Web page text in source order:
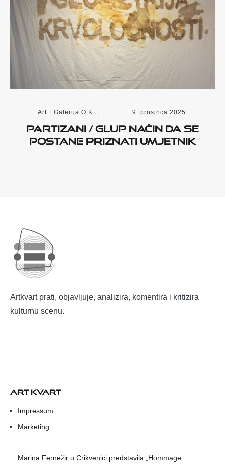
Art | Galerija O.K. | 9. prosinca 2025.
PARTIZANI / GLUP NAČIN DA SE
POSTANE PRIZNATI UMJETNIK
Artkvart prati, objavljuje, analizira, komentira i kritizira
kulturnu scenu.
ART KVART
Impressum
Marketing
Marina Fernežir u Crikvenici predstavila „Hommage